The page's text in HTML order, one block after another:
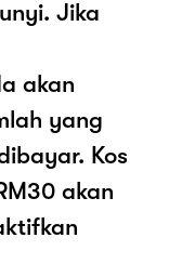
Jika
akan
yang
Kos
akan